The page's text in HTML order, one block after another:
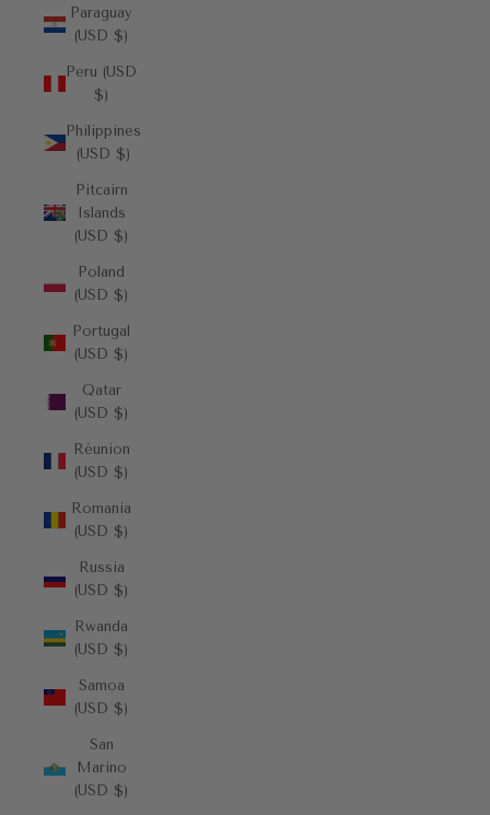
Paraguay
(USD $)
Peru (USD
$)
Philippines
(USD $)
Pitcairn
Islands
(USD $)
Poland
(USD $)
Portugal
(USD $)
Qatar
(USD $)
Réunion
(USD $)
Romania
(USD $)
Russia
(USD $)
Rwanda
(USD $)
Samoa
(USD $)
San
Marino
(USD $)